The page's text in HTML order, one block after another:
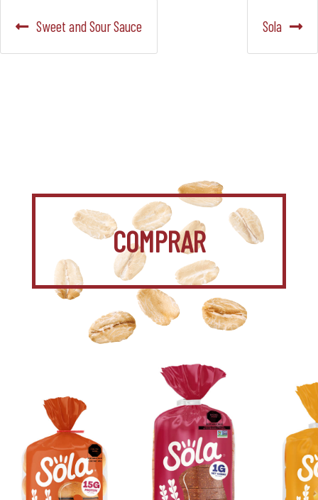
Navegación
de
Anterior:
Sweet and Sour Sauce Siguiente:
Sola
COMPRAR